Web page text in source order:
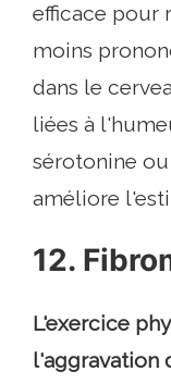
efficace pour
moins
dans le
liées à
sérotonine
améliore
12.
L'exercice
l'aggravation